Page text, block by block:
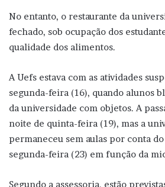
No entanto, o restaurante da
fechado, sob ocupação dos
qualidade dos alimentos.
A Uefs estava com as atividades
segunda-feira (16), quando alunos
da universidade com objetos. A
noite de quinta-feira (19), mas a
permaneceu sem aulas por conta
segunda-feira (23) em função da
Segundo a assessoria, estão